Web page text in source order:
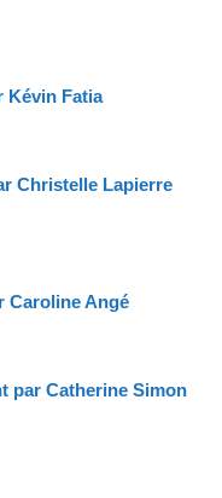
Kévin Fatia
Christelle Lapierre
Caroline Angé
par Catherine Simon